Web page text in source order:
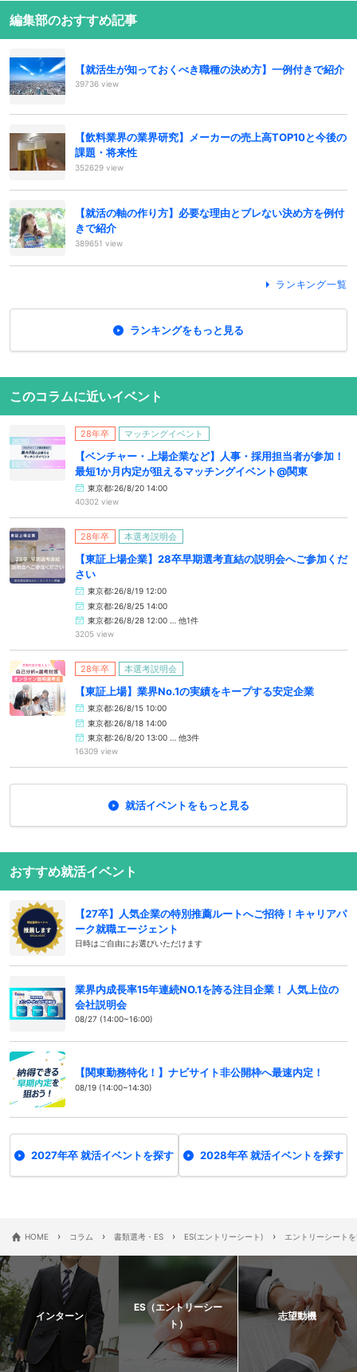
編集部のおすすめ記事
【就活生が知っておくべき職種の決め方】一例付きで紹介
39736 view
【飲料業界の業界研究】メーカーの売上高TOP10と今後の
課題・将来性
352629 view
【就活の軸の作り方】必要な理由とブレない決め方を例付
きで紹介
389651 view
ランキング一覧
ランキングをもっと見る
このコラムに近いイベント
28年卒 マッチングイベント
【ベンチャー・上場企業など】人事・採用担当者が参加！
最短1か月内定が狙えるマッチングイベント@関東
東京都:26/8/20 14:00
40302 view
28年卒 本選考説明会
【東証上場企業】28卒早期選考直結の説明会へご参加くだ
さい
東京都:26/8/19 12:00
東京都:26/8/25 14:00
東京都:26/8/28 12:00 … 他1件
3205 view
28年卒 本選考説明会
【東証上場】業界No.1の実績をキープする安定企業
東京都:26/8/15 10:00
東京都:26/8/18 14:00
東京都:26/8/20 13:00 … 他3件
16309 view
就活イベントをもっと見る
おすすめ就活イベント
【27卒】人気企業の特別推薦ルートへご招待！キャリアパ
ーク就職エージェント
日時はご自由にお選びいただけます
業界内成長率15年連続NO.1を誇る注目企業！ 人気上位の
会社説明会
08/27 (14:00~16:00)
【関東勤務特化！】ナビサイト非公開枠へ最速内定！
08/19 (14:00~14:30)
2027年卒 就活イベントを探す 2028年卒 就活イベントを探す
HOME › コラム › 書類選考・ES › ES(エントリーシート) › エントリーシート
インターン
ES（エントリーシー
ト）
志望動機